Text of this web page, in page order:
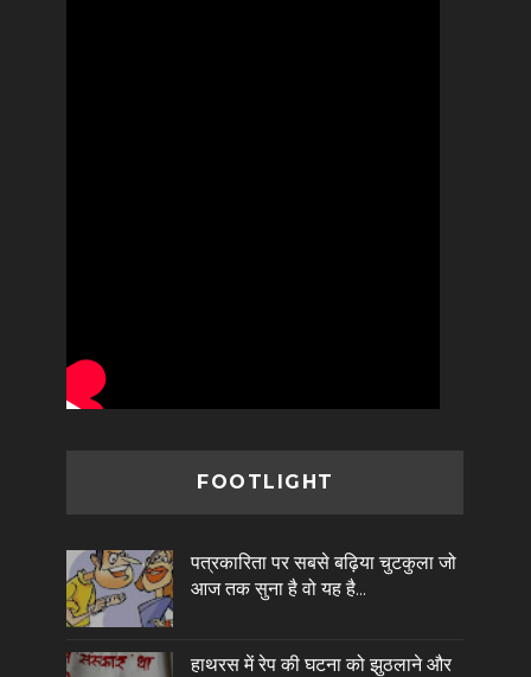
FOOTLIGHT
पत्रकारिता पर सबसे बढ़िया चुटकुला जो
आज तक सुना है वो यह है...
हाथरस में रेप की घटना को झुठलाने और